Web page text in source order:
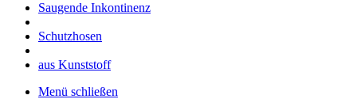
Saugende Inkontinenz
Schutzhosen
aus Kunststoff
Menü schließen